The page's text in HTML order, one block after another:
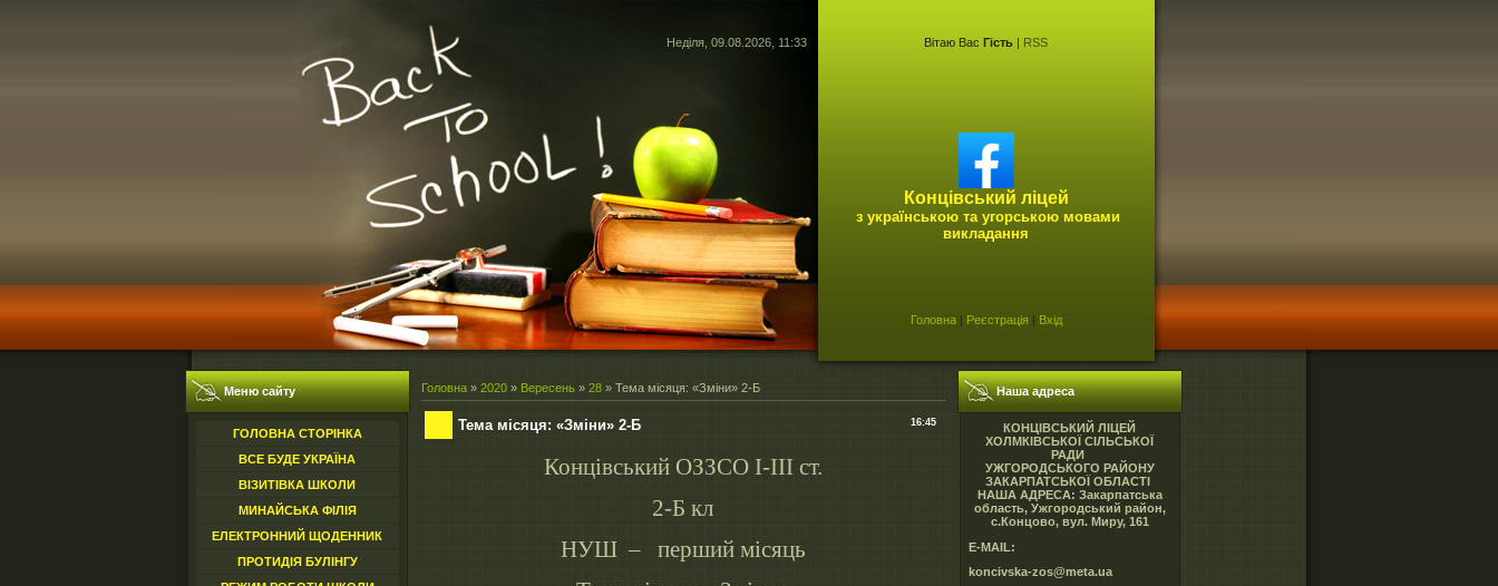
Неділя, 09.08.2026, 11:33 Вітаю Вас Гість | RSS
Концівський ліцей
з українською та угорською мовами
викладання
Головна| Реєстрація | Вхід
Меню сайту
ГОЛОВНА СТОРІНКА
ВСЕ БУДЕ УКРАЇНА
ВІЗИТІВКА ШКОЛИ
МИНАЙСЬКА ФІЛІЯ
ЕЛЕКТРОННИЙ ЩОДЕННИК
ПРОТИДІЯ БУЛІНГУ
Головна» 2020 » Вересень » 28» Тема місяця: «Зміни» 2-Б
16:45
Тема місяця: «Зміни» 2-Б
Концівський ОЗЗСО І-ІІІ ст.
2-Б кл
НУШ – перший місяць
Наша адреса
КОНЦІВСЬКИЙ ЛІЦЕЙ
ХОЛМКІВСЬКОЇ СІЛЬСЬКОЇ
РАДИ
УЖГОРОДСЬКОГО РАЙОНУ
ЗАКАРПАТСЬКОЇ ОБЛАСТІ
НАША АДРЕСА: Закарпатська
область, Ужгородський район,
с.Концово, вул. Миру, 161
E-MAIL:
koncivska-zos@meta.ua